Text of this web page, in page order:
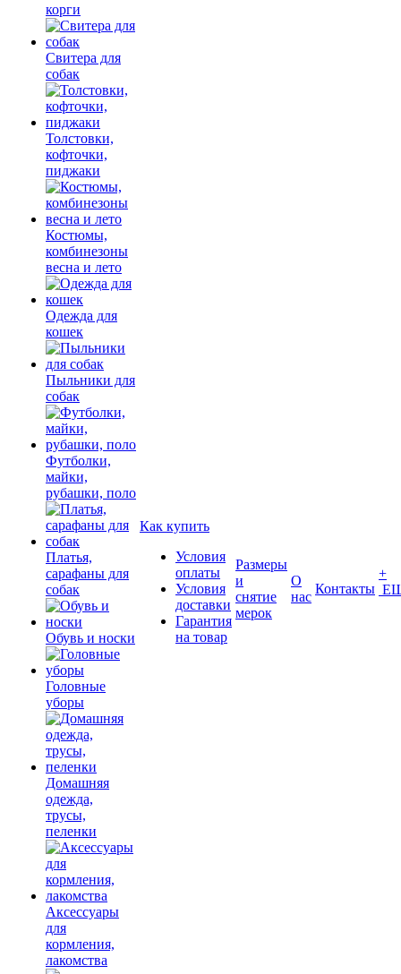
корги
Свитера для
собак
Толстовки,
кофточки,
пиджаки
Костюмы,
комбинезоны
весна и лето
Одежда для
кошек
Пыльники для
собак
Футболки,
майки,
рубашки, поло
Платья,
сарафаны для
собак
Обувь и носки
Головные
уборы
Домашняя
одежда,
трусы,
пеленки
Аксессуары
для
кормления,
лакомства
Как купить
Условия
оплаты
Условия
доставки
Гарантия
на товар
Размеры
и
снятие
мерок
О
нас
Контакты
+